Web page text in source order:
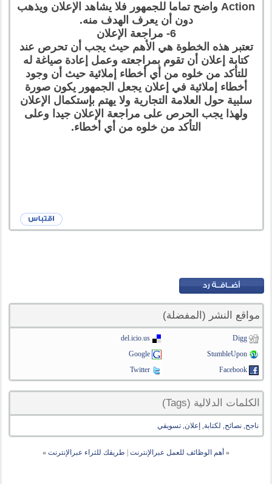
Action واضح تماما للجمهور فلا يشاهد الإعلان ويذهب
دون أن يعرف الهدف منه.
6- مراجعة الإعلان
تعتبر هذه الخطوة هي الأهم حيث يجب أن تحرص عند
كتابة إعلان أن تقوم بمراجعته وعمل إعادة صياغة له
للتأكد من خلوه من أي أخطاء إملائية حيث أن وجود
أخطاء إملائية في إعلان يجعل الجمهور يكون صورة
سلبية حول العلامة التجارية ولا يهتم بإستكمال الإعلان
ولهذا يجب الحرص على مراجعة الإعلان جيدا وعلى
التأكد من خلوه من أي أخطاء.
مواقع النشر (المفضلة)
Digg
del.icio.us
StumbleUpon
Google
Facebook
Twitter
الكلمات الدلالية (Tags)
ناجح,نصائح, لكتابة, إعلان,تسويقي
« أهم الوظائف للعمل عبرالإنترنت طريقك للثراء عبرالإنترنت »